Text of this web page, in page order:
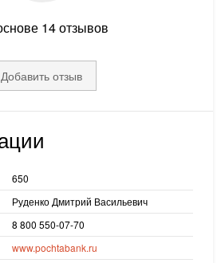
14 отзывов
Добавить отзыв
650
Руденко Дмитрий Васильевич
8 800 550-07-70
www.pochtabank.ru